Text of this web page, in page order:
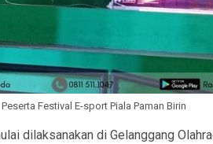
Peserta Festival E-sport Piala Paman Birin
dilaksanakan di Gelanggang